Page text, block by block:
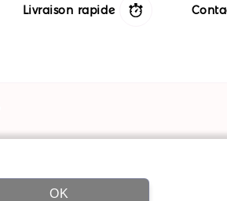
Livraison rapide
OK